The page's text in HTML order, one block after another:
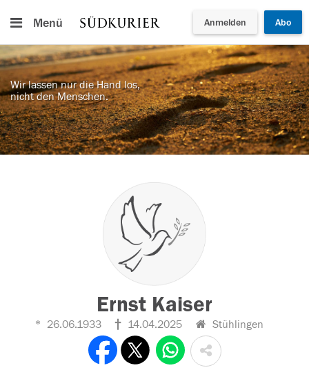
Menü Anmelden Abo
Wir lassen nur die Hand los,
nicht den Menschen.
Ernst Kaiser
26.06.1933 14.04.2025 Stühlingen